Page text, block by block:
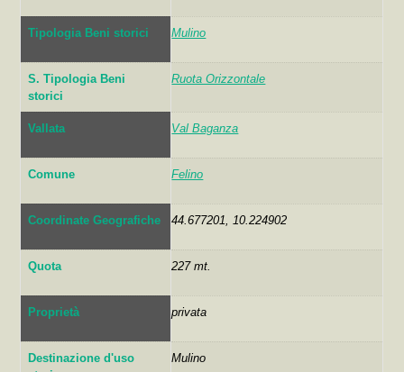
Tipologia Beni storici Mulino
S. Tipologia Beni
storici
Ruota Orizzontale
Vallata Val Baganza
Comune Felino
Coordinate Geografiche 44.677201, 10.224902
Quota 227 mt.
Proprietà privata
Destinazione d'uso
Mulino